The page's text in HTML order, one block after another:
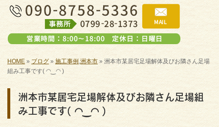
HOME » ブログ» 施工事例 ,洲本市» 洲本市某居宅足場解体及びお隣さん足場
組み工事です( ◠‿◠ )
洲本市某居宅足場解体及びお隣さん足場組
み工事です( ◠‿◠ )